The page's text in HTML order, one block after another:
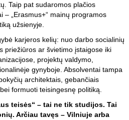
Taip pat sudaromos plačios
– „Erasmus+“ mainų programos
užsienyje.
karjeros kelių: nuo darbo socialinių
priežiūros ar švietimo įstaigose iki
projektų valdymo,
gynyboje. Absolventai tampa
architektais, gebančiais
formuoti teisingesnę politiką.
teisės“ – tai ne tik studijos. Tai
Arčiau tavęs – Vilniuje arba